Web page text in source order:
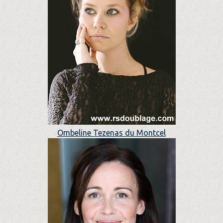
Ombeline Tezenas du Montcel